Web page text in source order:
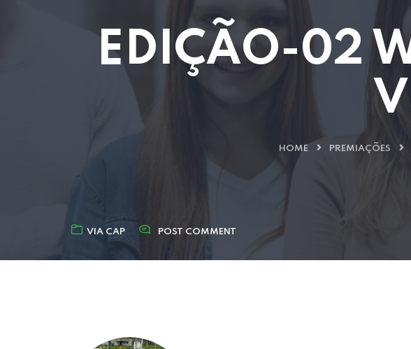
EDIÇÃO-02
HOME PREMIAÇÕES
VIA CAP POST COMMENT